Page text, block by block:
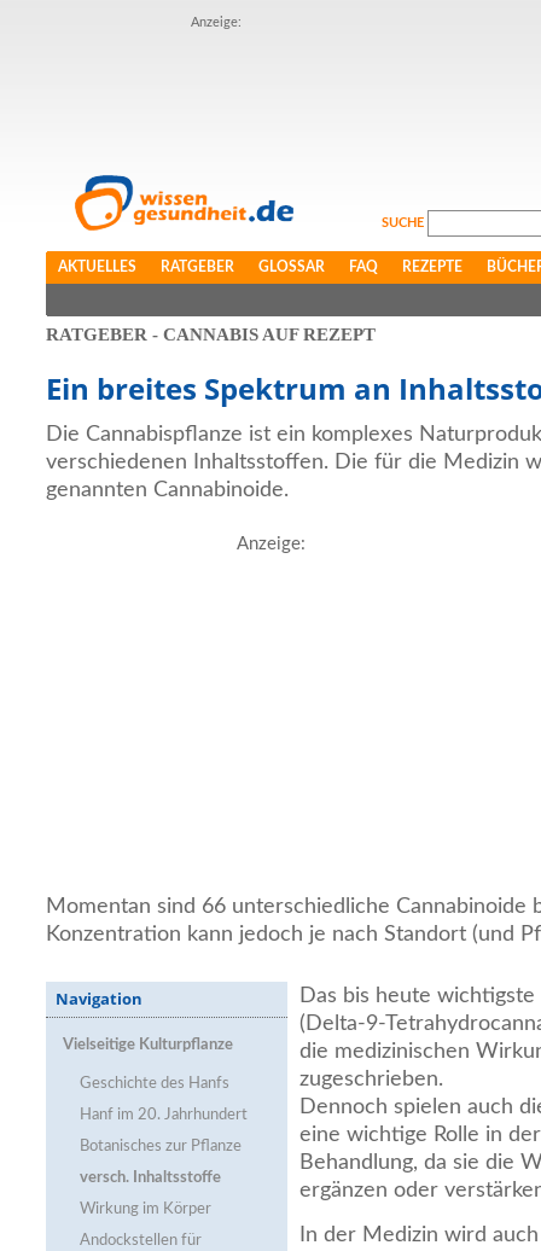
Anzeige:
SUCHE
AKTUELLES RATGEBER GLOSSAR FAQ REZEPTE
RATGEBER - CANNABIS AUF REZEPT
Ein breites Spektrum an
Die Cannabispflanze ist ein komplexes
verschiedenen Inhaltsstoffen. Die für die Medizin
genannten Cannabinoide.
Anzeige:
Momentan sind 66 unterschiedliche Cannabinoide
Konzentration kann jedoch je nach Standort (und
Navigation
Vielseitige Kulturpflanze
Geschichte des Hanfs
Hanf im 20. Jahrhundert
Botanisches zur Pflanze
versch. Inhaltsstoffe
Wirkung im Körper
Andockstellen für
Das bis heute
(Delta-9-
die medizinischen
zugeschrieben.
Dennoch spielen auch
eine wichtige Rolle in
Behandlung, da sie die
ergänzen oder
In der Medizin wird